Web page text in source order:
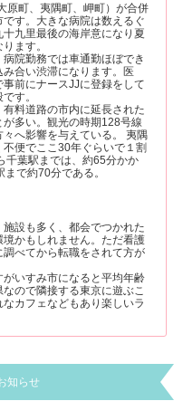
原町、夷隅町、岬町）が合併
す。大きな病院は数えるぐ
九里最後の海岸意になり夏
ます。
院勤務では車通勤ほぼでき
合い渋滞になります。医
前にナースJJに登録をして
す。
料道路の市内に延長された
多い。観光の時期128号線
へ影響を与えている。 夷隅
便でここ30年ぐらいで１割
千葉駅までは、約65分かか
で約70分である。
設も多く、都会でつかれた
かもしれません。ただ看護
べてから転職をされて方が
いすみ市になると平均年齢
ので隣接する東京に遊ぶこ
カフェなどもあり楽しいラ
知らせ